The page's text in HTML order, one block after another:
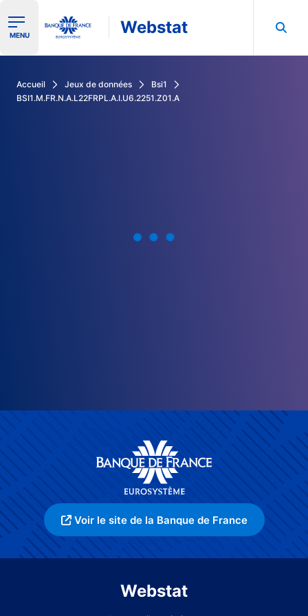
Ouvrir le menu de navigation
MENU Webstat
Accueil Jeux de données
Bsi1
BSI1.M.FR.N.A.L22FRPL.A.I.U6.2251.Z01.A
Voir le site de la Banque de France
Webstat